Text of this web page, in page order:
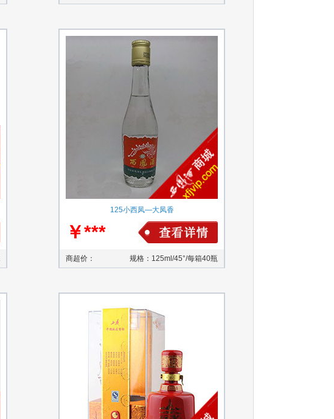
125小西凤—大凤香
￥***
商超价： 规格：125ml/45°/每箱40瓶